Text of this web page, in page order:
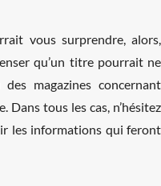
vous surprendre, alors,
qu’un titre pourrait ne
magazines concernant
Dans tous les cas, n’hésitez
les informations qui feront